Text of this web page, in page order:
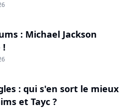
: Michael Jackson
!
: qui s'en sort le mieux
et Tayc ?